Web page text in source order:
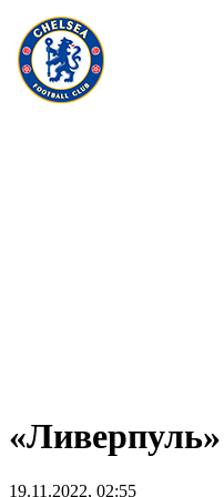
19.11.2022, 02:55